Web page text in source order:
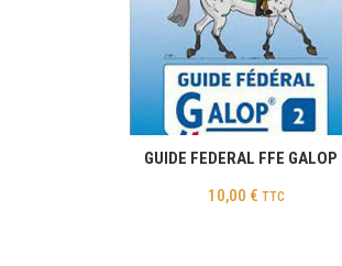
GUIDE FEDERAL FFE GALOP
10,00 € TTC